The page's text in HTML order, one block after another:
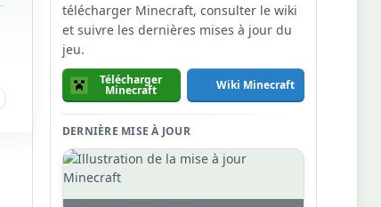
télécharger Minecraft, consulter le wiki
et suivre les dernières mises à jour du
jeu.
Télécharger
Minecraft Wiki Minecraft
DERNIÈRE MISE À JOUR